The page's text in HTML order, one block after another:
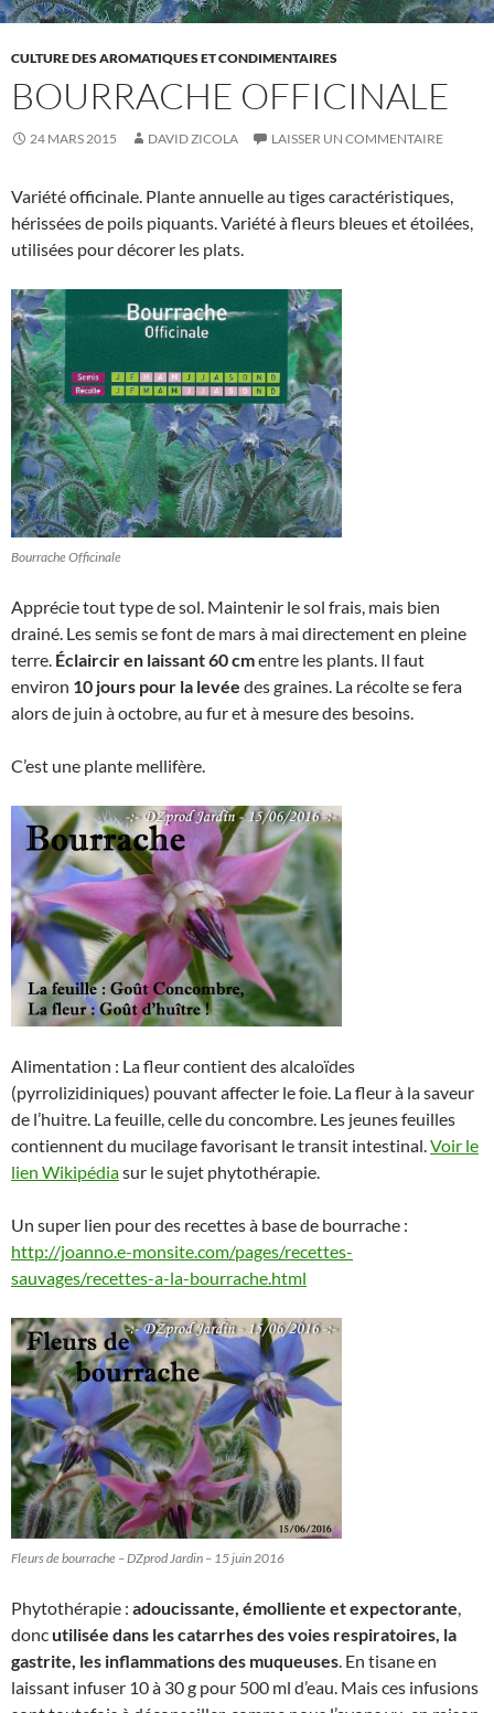
CULTURE DES AROMATIQUES ET CONDIMENTAIRES
BOURRACHE OFFICINALE
24 MARS 2015 DAVID ZICOLA LAISSER UN COMMENTAIRE
Variété officinale. Plante annuelle au tiges caractéristiques,
hérissées de poils piquants. Variété à fleurs bleues et étoilées,
utilisées pour décorer les plats.
Bourrache Officinale
Apprécie tout type de sol. Maintenir le sol frais, mais bien
drainé. Les semis se font de mars à mai directement en pleine
terre. Éclaircir en laissant 60 cmentre les plants. Il faut
environ 10 jours pour la levée des graines. La récolte se fera
alors de juin à octobre, au fur et à mesure des besoins.
C’est une plante mellifère.
Alimentation : La fleur contient des alcaloïdes
(pyrrolizidiniques) pouvant affecter le foie. La fleur à la saveur
de l’huitre. La feuille, celle du concombre. Les jeunes feuilles
contiennent du mucilage favorisant le transit intestinal.Voir le
lien Wikipédiasur le sujet phytothérapie.
Un super lien pour des recettes à base de bourrache :
http://joanno.e-monsite.com/pages/recettes-
sauvages/recettes-a-la-bourrache.html
Fleurs de bourrache – DZprod Jardin – 15 juin 2016
Phytothérapie : adoucissante, émolliente et expectorante,
doncutilisée dans les catarrhes des voies respiratoires, la
gastrite, les inflammations des muqueuses. En tisane en
laissant infuser 10 à 30 g pour 500 ml d’eau. Mais ces infusions